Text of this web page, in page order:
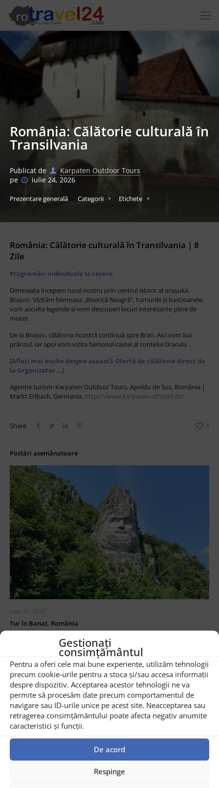
Gestionați
consimțământul
Pentru a oferi cele mai bune experiențe, utilizăm tehnologii
precum cookie-urile pentru a stoca și/sau accesa informații
despre dispozitiv. Acceptarea acestor tehnologii ne va
permite să procesăm date precum comportamentul de
navigare sau ID-urile unice pe acest site. Neacceptarea sau
retragerea consimțământului poate afecta negativ anumite
caracteristici și funcții.
De acord
Respinge
România: Călătorie culturală în
Transilvania
Publicat de
Karpaten Outdoor Tours
pe
iulie 24, 2026
Prezentare generală Categorii Etichete
România: Călătorie culturală în Transilvania | 8
Zile
Programări individuale la cerere
Dimineața începem turul nostru prin centrul istoric al orașului
Brașov. Vizităm faimoasa „Biserică Neagră”, turnurile și bastioanele,
vom asculta legende și vom descoperi locuri interesante pline de
mister.
De la Brașov, călătoria noastră continuă spre Bran. Aici vom lua
prânzul, iar apoi vom vizita faimosul castel al contelui Dracula …
[Aflați mai multe despre această Ofertă de călătorie direct de
la Organizator …]
Agenție turism: Karpaten Outdoor Tours, Apoldu de Sus, România |
Markt Erlbach, Germania, https://www.karpaten-offroad.de/
Share 3
Postări asemănatoare
iulie 31, 2026
Tur în Banat, România
CITEȘTE ACUM ...